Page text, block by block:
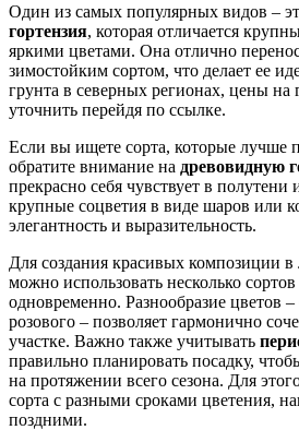
Один из самых популярных видов –
гортензия, которая отличается
яркими цветами. Она отлично
зимостойким сортом, что делает ее
грунта в северных регионах, цены
уточнить перейдя по ссылке.
Если вы ищете сорта, которые лучше
обратите внимание на древовидную
прекрасно себя чувствует в полутени
крупные соцветия в виде шаров или
элегантность и выразительность.
Для создания красивых композиции в
можно использовать несколько
одновременно. Разнообразие цветов
розового – позволяет гармонично
участке. Важно также учитывать
правильно планировать посадку,
на протяжении всего сезона. Для
сорта с разными сроками цветения,
поздними.